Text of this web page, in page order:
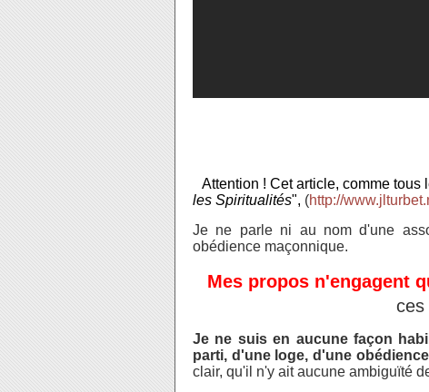
Attention ! Cet article, comme tous
les Spiritualités", (http://
Je ne parle ni au nom d'une
obédience maçonnique.
Mes propos n'engagent
ces
Je ne suis en aucune façon
parti, d'une loge, d'une
clair, qu'il n'y ait aucune ambiguïté